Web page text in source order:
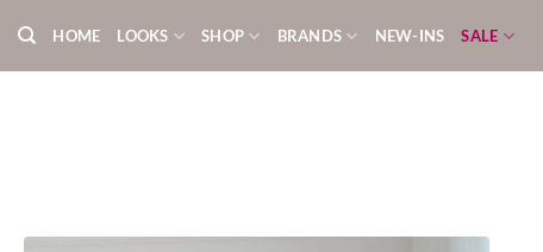
Inhalt
springen
HOME LOOKS SHOP BRANDS NEW-INS SALE